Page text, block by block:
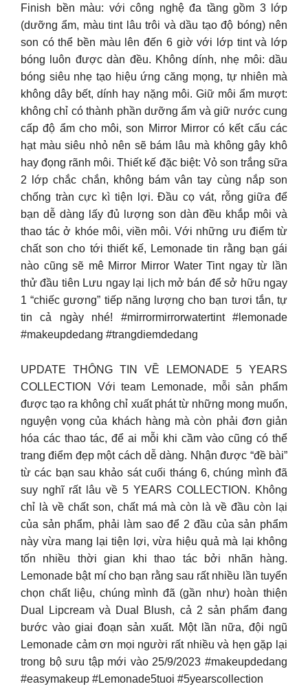
Finish bền màu: với công nghệ đa tầng gồm 3 lớp
(dưỡng ẩm, màu tint lâu trôi và dầu tạo độ bóng) nên
son có thể bền màu lên đến 6 giờ với lớp tint và lớp
bóng luôn được dàn đều. Không dính, nhẹ môi: dầu
bóng siêu nhẹ tạo hiệu ứng căng mọng, tự nhiên mà
không dây bết, dính hay nặng môi. Giữ môi ẩm mượt:
không chỉ có thành phần dưỡng ẩm và giữ nước cung
cấp độ ẩm cho môi, son Mirror Mirror có kết cấu các
hạt màu siêu nhỏ nên sẽ bám lâu mà không gây khô
hay đọng rãnh môi. Thiết kế đặc biệt: Vỏ son trắng sữa
2 lớp chắc chắn, không bám vân tay cùng nắp son
chống tràn cực kì tiện lợi. Đầu cọ vát, rỗng giữa để
bạn dễ dàng lấy đủ lượng son dàn đều khắp môi và
thao tác ở khóe môi, viền môi. Với những ưu điểm từ
chất son cho tới thiết kế, Lemonade tin rằng bạn gái
nào cũng sẽ mê Mirror Mirror Water Tint ngay từ lần
thử đầu tiên Lưu ngay lại lịch mở bán để sở hữu ngay
1 “chiếc gương” tiếp năng lượng cho bạn tươi tắn, tự
tin cả ngày nhé! #mirrormirrorwatertint #lemonade
#makeupdedang #trangdiemdedang
UPDATE THÔNG TIN VỀ LEMONADE 5 YEARS
COLLECTION Với team Lemonade, mỗi sản phẩm
được tạo ra không chỉ xuất phát từ những mong muốn,
nguyện vọng của khách hàng mà còn phải đơn giản
hóa các thao tác, để ai mỗi khi cầm vào cũng có thể
trang điểm đẹp một cách dễ dàng. Nhận được “đề bài”
từ các bạn sau khảo sát cuối tháng 6, chúng mình đã
suy nghĩ rất lâu về 5 YEARS COLLECTION. Không
chỉ là về chất son, chất má mà còn là về đầu còn lại
của sản phẩm, phải làm sao để 2 đầu của sản phẩm
này vừa mang lại tiện lợi, vừa hiệu quả mà lại không
tốn nhiều thời gian khi thao tác bởi nhãn hàng.
Lemonade bật mí cho bạn rằng sau rất nhiều lần tuyển
chọn chất liệu, chúng mình đã (gần như) hoàn thiện
Dual Lipcream và Dual Blush, cả 2 sản phẩm đang
bước vào giai đoạn sản xuất. Một lần nữa, đội ngũ
Lemonade cảm ơn mọi người rất nhiều và hẹn gặp lại
trong bộ sưu tập mới vào 25/9/2023 #makeupdedang
#easymakeup #Lemonade5tuoi #5yearscollection